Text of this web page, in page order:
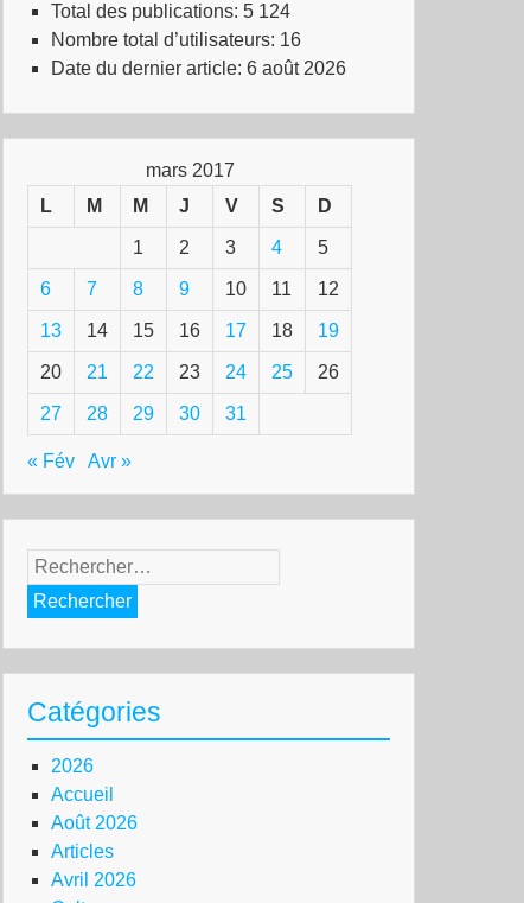
Total des publications: 5 124
Nombre total d’utilisateurs: 16
Date du dernier article: 6 août 2026
mars 2017
L
M M J V S D
1 2 3 4 5
6 7 8 9 10 11 12
13 14 15 16 17 18 19
20 21 22 23 24 25 26
27 28 29 30 31
« Fév Avr »
Rechercher :
Catégories
2026
Accueil
Août 2026
Articles
Avril 2026